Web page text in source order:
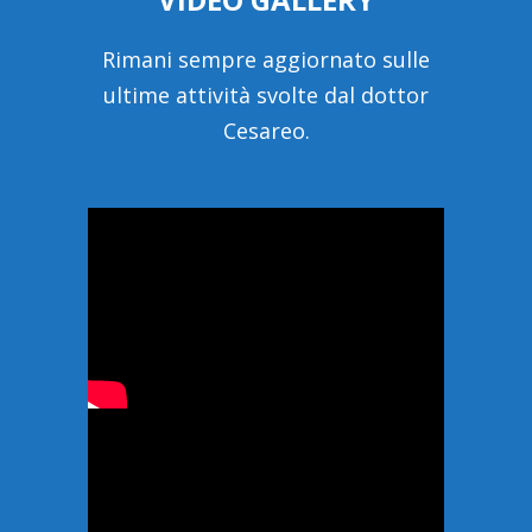
Rimani sempre aggiornato sulle
ultime attività svolte dal dottor
Cesareo.